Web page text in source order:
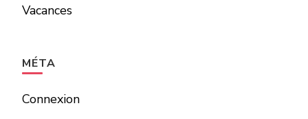
Vacances
MÉTA
Connexion